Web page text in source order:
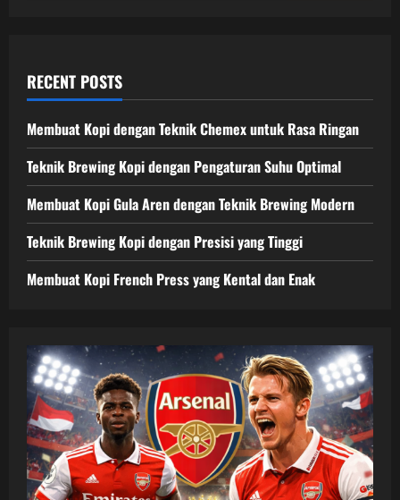
RECENT POSTS
Membuat Kopi dengan Teknik Chemex untuk Rasa Ringan
Teknik Brewing Kopi dengan Pengaturan Suhu Optimal
Membuat Kopi Gula Aren dengan Teknik Brewing Modern
Teknik Brewing Kopi dengan Presisi yang Tinggi
Membuat Kopi French Press yang Kental dan Enak